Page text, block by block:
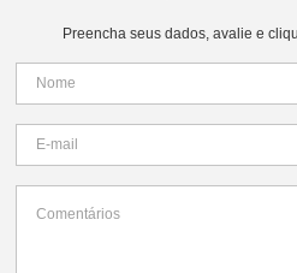
Preencha seus dados, avalie e